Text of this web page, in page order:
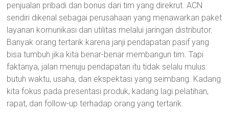
penjualan pribadi dan bonus dari tim yang direkrut. ACN
sendiri dikenal sebagai perusahaan yang menawarkan paket
layanan komunikasi dan utilitas melalui jaringan distributor.
Banyak orang tertarik karena janji pendapatan pasif yang
bisa tumbuh jika kita benar-benar membangun tim. Tapi
faktanya, jalan menuju pendapatan itu tidak selalu mulus:
butuh waktu, usaha, dan ekspektasi yang seimbang. Kadang
kita fokus pada presentasi produk, kadang lagi pelatihan,
rapat, dan follow-up terhadap orang yang tertarik.